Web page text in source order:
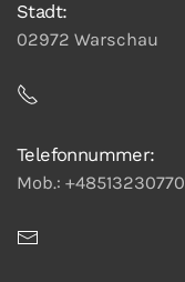
Stadt:
02972 Warschau
Telefonnummer:
Mob.: +48513230770